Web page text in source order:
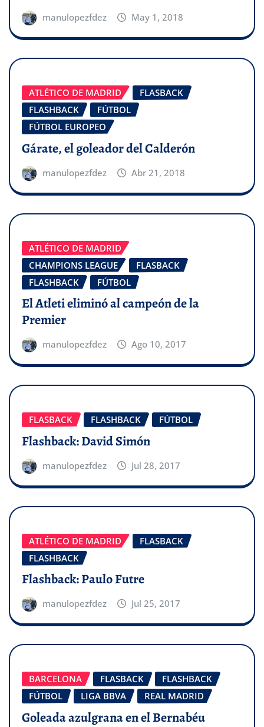
manulopezfdez May 1, 2018
ATLÉTICO DE MADRID
FLASBACK
FLASHBACK
FÚTBOL
FÚTBOL EUROPEO
Gárate, el goleador del Calderón
manulopezfdez Abr 21, 2018
ATLÉTICO DE MADRID
CHAMPIONS LEAGUE
FLASBACK
FLASHBACK
FÚTBOL
El Atleti eliminó al campeón de la
Premier
manulopezfdez Ago 10, 2017
FLASBACK FLASHBACK FÚTBOL
Flashback: David Simón
manulopezfdez Jul 28, 2017
ATLÉTICO DE MADRID
FLASBACK
FLASHBACK
Flashback: Paulo Futre
manulopezfdez Jul 25, 2017
BARCELONA FLASBACK
FLASHBACK
FÚTBOL
LIGA BBVA REAL MADRID
Goleada azulgrana en el Bernabéu